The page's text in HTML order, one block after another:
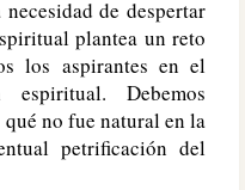
de despertar
plantea un reto
los aspirantes en el
Debemos
no fue natural en la
petrificación del